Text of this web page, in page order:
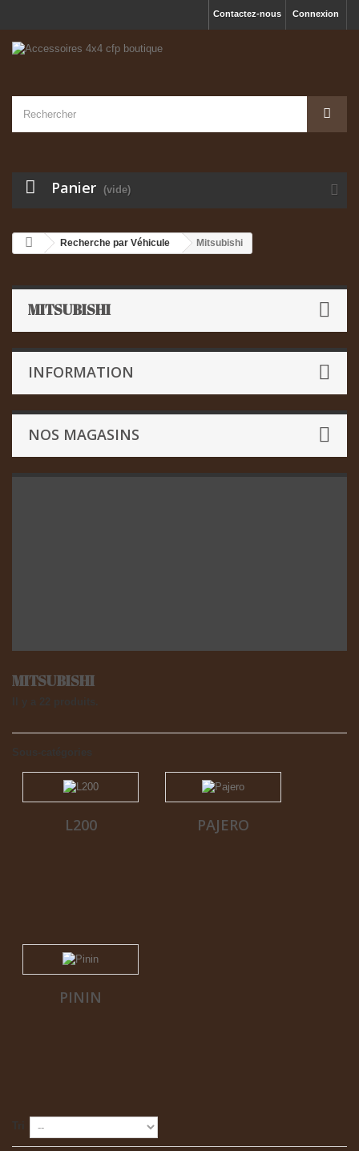
Connexion
Contactez-nous
Panier (vide)
Recherche par Véhicule Mitsubishi
MITSUBISHI
INFORMATION
NOS MAGASINS
MITSUBISHI
Sous-catégories
L200 PAJERO
PININ